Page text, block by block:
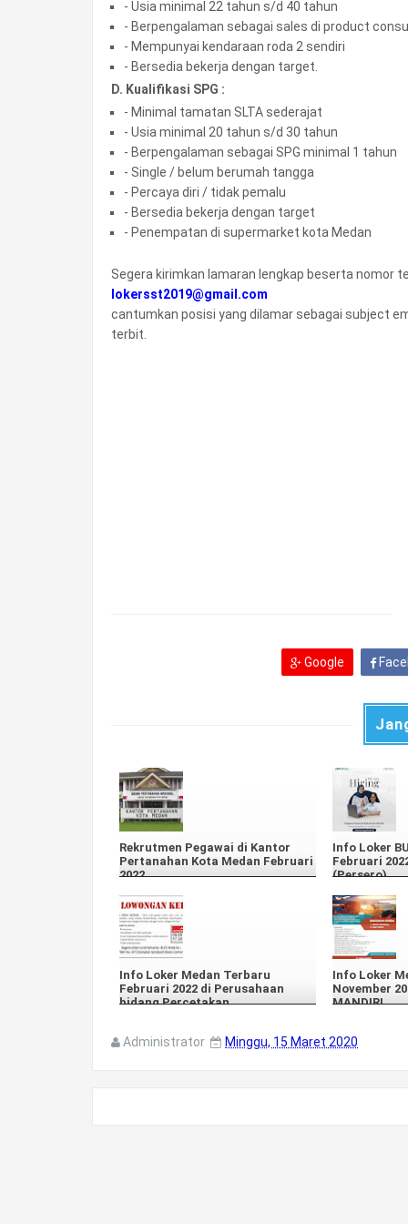
- Usia minimal 22 tahun s/d 40 tahun
- Berpengalaman sebagai sales di product
- Mempunyai kendaraan roda 2 sendiri
- Bersedia bekerja dengan target.
D. Kualifikasi SPG :
- Minimal tamatan SLTA sederajat
- Usia minimal 20 tahun s/d 30 tahun
- Berpengalaman sebagai SPG minimal 1 tahun
- Single / belum berumah tangga
- Percaya diri / tidak pemalu
- Bersedia bekerja dengan target
- Penempatan di supermarket kota Medan
Segera kirimkan lamaran lengkap beserta nomor
lokersst2019@gmail.com
cantumkan posisi yang dilamar sebagai subject
terbit.
Google
Rekrutmen Pegawai di Kantor
Pertanahan Kota Medan Februari
2022
Info Loker
Februari
(Persero)
Info Loker Medan Terbaru
Februari 2022 di Perusahaan
bidang Percetakan
Info Loker
November
MANDIRI
Administrator Minggu, 15 Maret 2020